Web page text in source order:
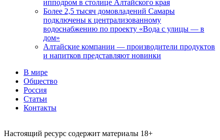
ипподром в столице Алтайского края
Более 2,5 тысяч домовладений Самары
подключены к централизованному
водоснабжению по проекту «Вода с улицы — в
дом»
Алтайские компании — производители продуктов
и напитков представляют новинки
В мире
Общество
Россия
Статьи
Контакты
Настоящий ресурс содержит материалы 18+